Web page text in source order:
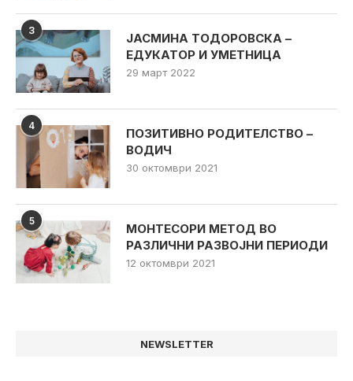
3
ЈАСМИНА ТОДОРОВСКА –
ЕДУКАТОР И УМЕТНИЦА
29 март 2022
4
ПОЗИТИВНО РОДИТЕЛСТВО –
ВОДИЧ
30 октомври 2021
5
МОНТЕСОРИ МЕТОД ВО
РАЗЛИЧНИ РАЗВОЈНИ ПЕРИОДИ
12 октомври 2021
NEWSLETTER